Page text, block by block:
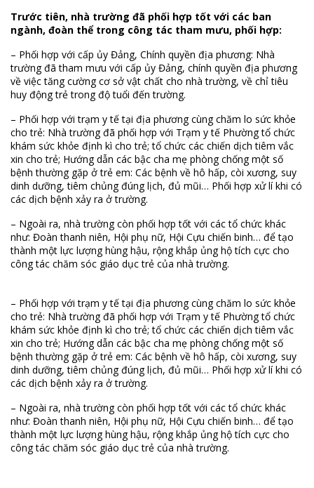
Trước tiên, nhà trường đã phối hợp tốt với các ban
ngành, đoàn thể trong công tác tham mưu, phối hợp:
– Phối hợp với cấp ủy Đảng, Chính quyền địa phương: Nhà
trường đã tham mưu với cấp ủy Đảng, chính quyền địa phương
về việc tăng cường cơ sở vật chất cho nhà trường, về chỉ tiêu
huy động trẻ trong độ tuổi đến trường.
– Phối hợp với trạm y tế tại địa phương cùng chăm lo sức khỏe
cho trẻ: Nhà trường đã phối hợp với Trạm y tế Phường tổ chức
khám sức khỏe định kì cho trẻ; tổ chức các chiến dịch tiêm vắc
xin cho trẻ; Hướng dẫn các bậc cha mẹ phòng chống một số
bệnh thường gặp ở trẻ em: Các bệnh về hô hấp, còi xương, suy
dinh dưỡng, tiêm chủng đúng lịch, đủ mũi… Phối hợp xử lí khi có
các dịch bệnh xảy ra ở trường.
– Ngoài ra, nhà trường còn phối hợp tốt với các tổ chức khác
như: Đoàn thanh niên, Hội phụ nữ, Hội Cựu chiến binh… để tạo
thành một lực lượng hùng hậu, rộng khắp ủng hộ tích cực cho
công tác chăm sóc giáo dục trẻ của nhà trường.
– Phối hợp với trạm y tế tại địa phương cùng chăm lo sức khỏe
cho trẻ: Nhà trường đã phối hợp với Trạm y tế Phường tổ chức
khám sức khỏe định kì cho trẻ; tổ chức các chiến dịch tiêm vắc
xin cho trẻ; Hướng dẫn các bậc cha mẹ phòng chống một số
bệnh thường gặp ở trẻ em: Các bệnh về hô hấp, còi xương, suy
dinh dưỡng, tiêm chủng đúng lịch, đủ mũi… Phối hợp xử lí khi có
các dịch bệnh xảy ra ở trường.
– Ngoài ra, nhà trường còn phối hợp tốt với các tổ chức khác
như: Đoàn thanh niên, Hội phụ nữ, Hội Cựu chiến binh… để tạo
thành một lực lượng hùng hậu, rộng khắp ủng hộ tích cực cho
công tác chăm sóc giáo dục trẻ của nhà trường.